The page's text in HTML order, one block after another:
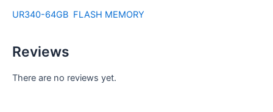
UR340-64GB FLASH MEMORY
Reviews
There are no reviews yet.